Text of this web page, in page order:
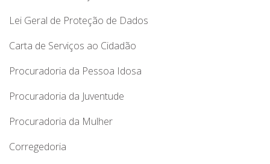
Lei Geral de Proteção de Dados
Carta de Serviços ao Cidadão
Procuradoria da Pessoa Idosa
Procuradoria da Juventude
Procuradoria da Mulher
Corregedoria